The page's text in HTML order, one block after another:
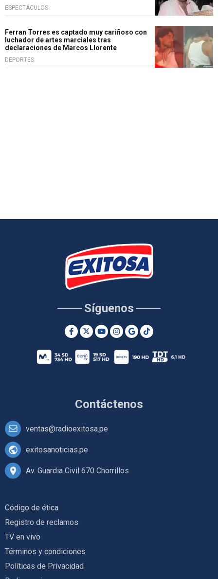
ESPECTÁCULOS
Ferran Torres es captado muy cariñoso con
luchador de artes marciales tras
declaraciones de Marcos Llorente
DEPORTES
Contáctenos
ventas@radioexitosa.pe
exitosanoticias.pe
Av. Guardia Civil 670 Chorrillos
Síguenos
Código de ética
Registro de reclamos
TV en vivo
Términos y condiciones
Políticas de Privacidad